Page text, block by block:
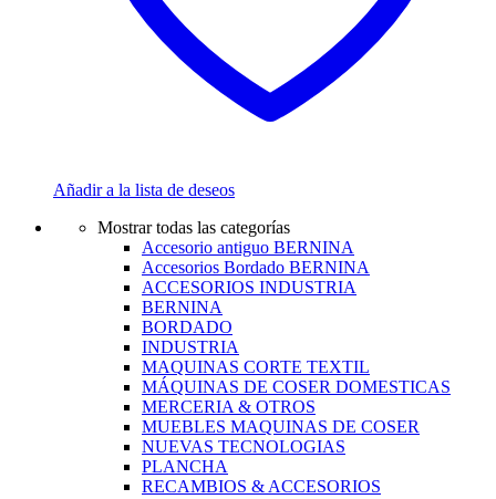
Añadir a la lista de deseos
Mostrar todas las categorías
Accesorio antiguo BERNINA
Accesorios Bordado BERNINA
ACCESORIOS INDUSTRIA
BERNINA
BORDADO
INDUSTRIA
MAQUINAS CORTE TEXTIL
MÁQUINAS DE COSER DOMESTICAS
MERCERIA & OTROS
MUEBLES MAQUINAS DE COSER
NUEVAS TECNOLOGIAS
PLANCHA
RECAMBIOS & ACCESORIOS